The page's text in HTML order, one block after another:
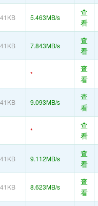
5.463MB/s
查
看
7.843MB/s
查
看
*
查
看
9.093MB/s
查
看
*
查
看
9.112MB/s
查
看
8.623MB/s
查
看